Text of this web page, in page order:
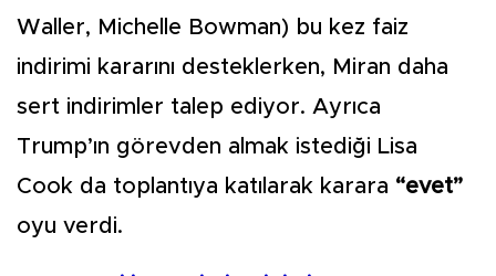
Waller, Michelle Bowman) bu kez faiz
indirimi kararını desteklerken, Miran daha
sert indirimler talep ediyor. Ayrıca
Trump’ın görevden almak istediği Lisa
Cook da toplantıya katılarak karara “evet”
oyu verdi.